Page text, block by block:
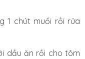
1 chút muối rồi rửa
dầu ăn rồi cho tôm